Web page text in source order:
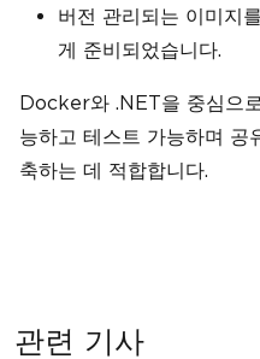
버전 관리되는 이미지
게 준비되었습니다.
Docker와 .NET을 중심으
능하고 테스트 가능하며 공
축하는 데 적합합니다.
관련 기사